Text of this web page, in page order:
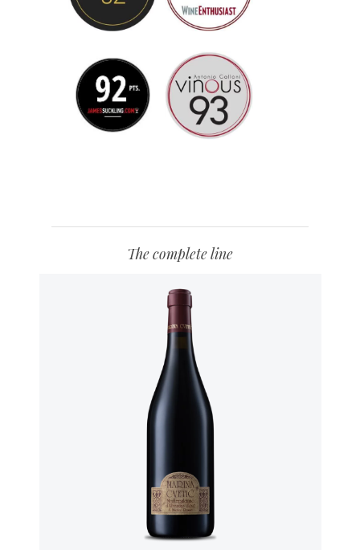
The complete line